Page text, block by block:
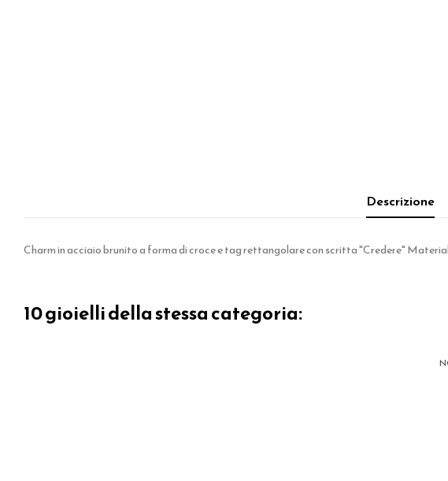
Descrizione
Charm in acciaio brunito a forma di croce e tag rettangolare con scritta "Credere"
10 gioielli della stessa categoria: